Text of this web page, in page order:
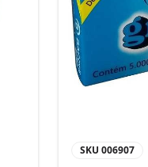
SKU 006907